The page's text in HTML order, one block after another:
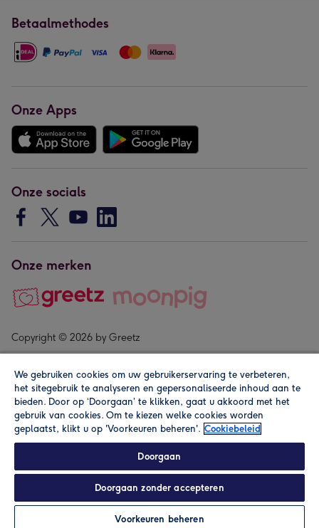
Personaliseren
Betaalmethodes
Onze Apps
Onze socials
Onze merken
Copyright © 2026 by Greetz
Alle prijzen zijn inclusief btw en andere heffingen. Lees de
We gebruiken cookies om uw gebruikerservaring te verbeteren,
het sitegebruik te analyseren en gepersonaliseerde inhoud aan te
bieden. Door op ‘Doorgaan’ te klikken, gaat u akkoord met het
gebruik van cookies. Om te kiezen welke cookies worden
geplaatst, klikt u op 'Voorkeuren beheren'. Cookiebeleid
Doorgaan
Doorgaan zonder accepteren
Voorkeuren beheren